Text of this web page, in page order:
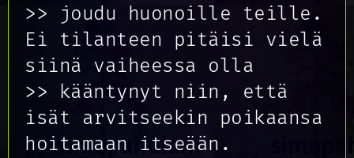
>> joudu huonoille teille.
Ei tilanteen pitäisi vielä
siinä vaiheessa olla
>> kääntynyt niin, että
isät arvitseekin poikaansa
hoitamaan itseään.